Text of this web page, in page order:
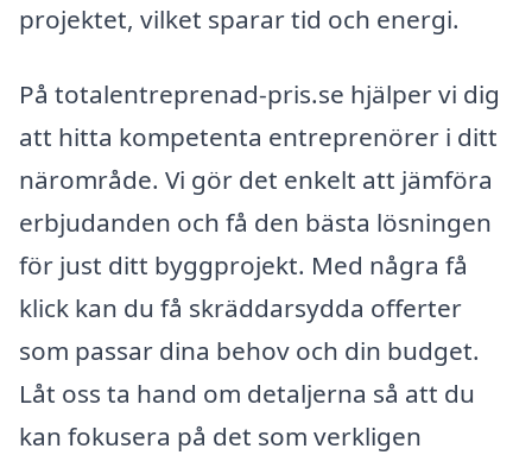
projektet, vilket sparar tid och energi.
På totalentreprenad-pris.se hjälper vi dig
att hitta kompetenta entreprenörer i ditt
närområde. Vi gör det enkelt att jämföra
erbjudanden och få den bästa lösningen
för just ditt byggprojekt. Med några få
klick kan du få skräddarsydda offerter
som passar dina behov och din budget.
Låt oss ta hand om detaljerna så att du
kan fokusera på det som verkligen